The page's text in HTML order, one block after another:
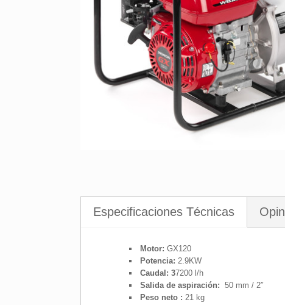
Especificaciones Técnicas
Motor: GX120
Potencia: 2.9KW
Caudal : 37200 l/h
Salida de aspiración: 50 mm / 2″
Peso neto : 21 kg